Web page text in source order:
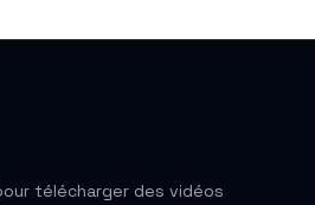
télécharger des vidéos